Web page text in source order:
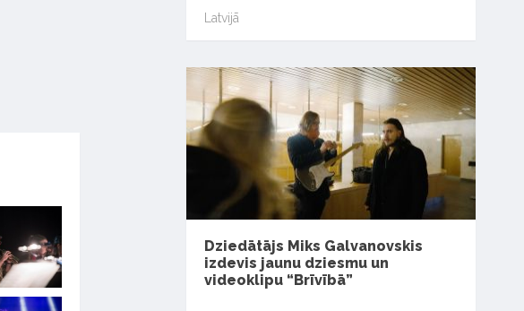
Latvijā
Dziedātājs Miks Galvanovskis
izdevis jaunu dziesmu un
videoklipu “Brīvībā”